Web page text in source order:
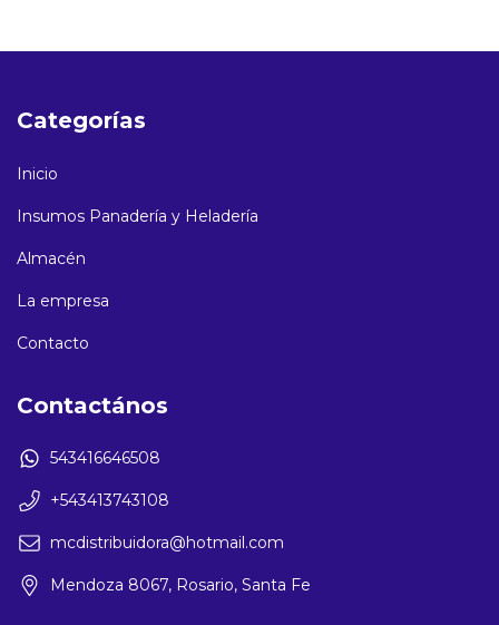
Categorías
Inicio
Insumos Panadería y Heladería
Almacén
La empresa
Contacto
Contactános
543416646508
+543413743108
mcdistribuidora@hotmail.com
Mendoza 8067, Rosario, Santa Fe